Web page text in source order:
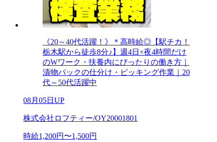
《20～40代活躍！》＊高時給◎【駅チカ！
栃木駅から徒歩8分♪】週4日×夜4時間だけ
のWワーク・扶養内にぴったりの働き方｜
漬物パックの仕分け・ピッキング作業｜20
代～50代活躍中
08月05日UP
株式会社ロフティー/OY20001801
時給1,200円〜1,500円